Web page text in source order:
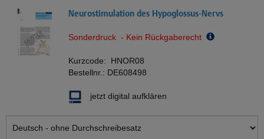
Neurostimulation des Hypoglossus-Nervs
Sonderdruck - Kein Rückgaberecht
Kurzcode: HNOR08
Bestellnr.: DE608498
jetzt digital aufklären